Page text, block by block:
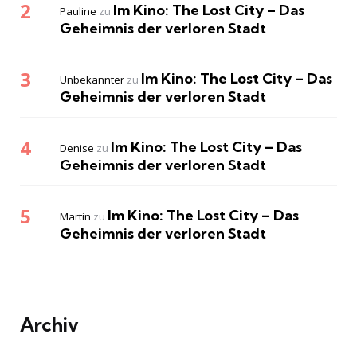
Pauline zu Im Kino: The Lost City – Das
Geheimnis der verloren Stadt
Unbekannter zu Im Kino: The Lost City – Das
Geheimnis der verloren Stadt
Denise zu Im Kino: The Lost City – Das
Geheimnis der verloren Stadt
Martin zu Im Kino: The Lost City – Das
Geheimnis der verloren Stadt
Archiv